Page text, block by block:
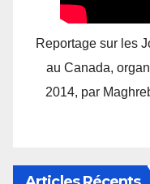
Reportage sur les
au Canada,
2014, par